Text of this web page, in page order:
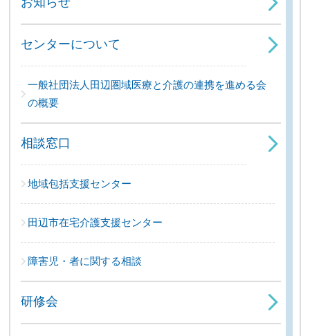
センターについて
一般社団法人田辺圏域医療と介護の連携を進める会
の概要
相談窓口
地域包括支援センター
田辺市在宅介護支援センター
障害児・者に関する相談
研修会